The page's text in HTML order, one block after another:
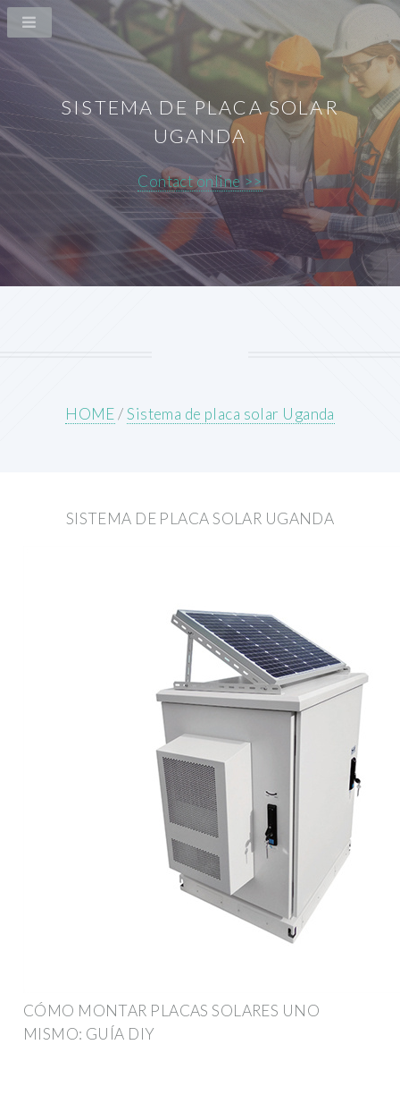
SISTEMA DE PLACA SOLAR
UGANDA
Contact online >>
HOME/Sistema de placa solar Uganda
SISTEMA DE PLACA SOLAR UGANDA
CÓMO MONTAR PLACAS SOLARES UNO
MISMO: GUÍA DIY